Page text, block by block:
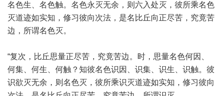
名色生、名色触。名色永灭无余，则六入处灭，彼所乘名色
灭道迹如实知，修习彼向次法，是名比丘向正尽苦，究竟苦
边，所谓名色灭。
“复次，比丘思量正尽苦，究竟苦边。时，思量名色何因、
何集、何生、何触？知彼名色识因、识集、识生、识触。彼
识欲灭无余，则名色灭，彼所乘识灭道迹如实知，修习彼向